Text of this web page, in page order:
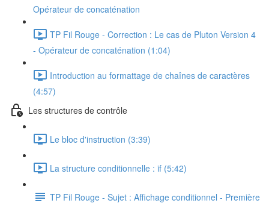
Opérateur de concaténation
TP Fil Rouge - Correction : Le cas de Pluton Version 4
- Opérateur de concaténation (1:04)
Introduction au formattage de chaînes de caractères
(4:57)
Les structures de contrôle
Le bloc d'instruction (3:39)
La structure conditionnelle : if (5:42)
TP Fil Rouge - Sujet : Affichage conditionnel - Première